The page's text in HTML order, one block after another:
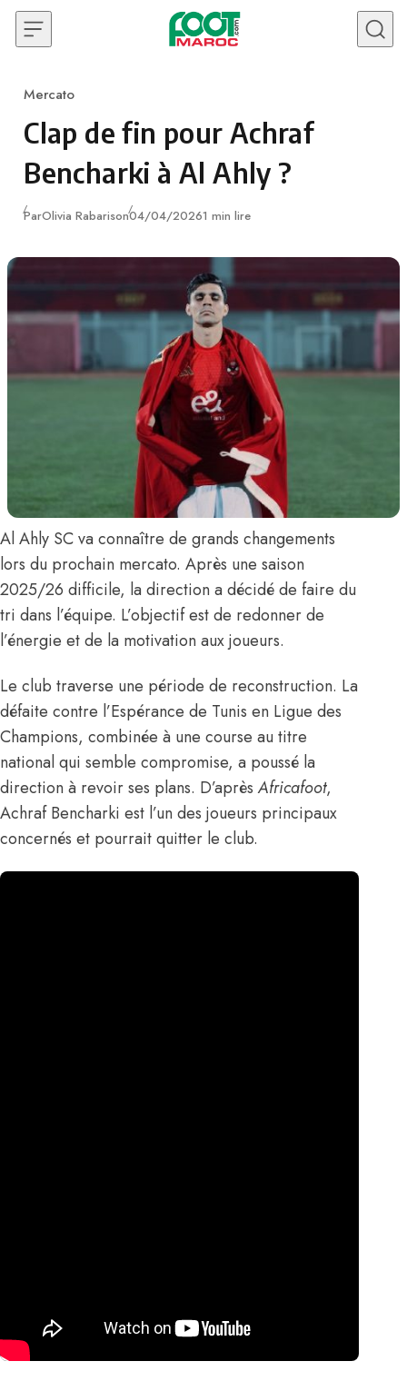
Skip to content
Category
Mercato
Clap de fin pour Achraf
Bencharki à Al Ahly ?
ParOlivia RabarisonPublié
04/04/20261 min lire
Al Ahly SC va connaître de grands changements
lors du prochain mercato. Après une saison
2025/26 difficile, la direction a décidé de faire du
tri dans l’équipe. L’objectif est de redonner de
l’énergie et de la motivation aux joueurs.
Le club traverse une période de reconstruction. La
défaite contre l’Espérance de Tunis en Ligue des
Champions, combinée à une course au titre
national qui semble compromise, a poussé la
direction à revoir ses plans. D’aprèsAfricafoot,
Achraf Bencharki est l’un des joueurs principaux
concernés et pourrait quitter le club.